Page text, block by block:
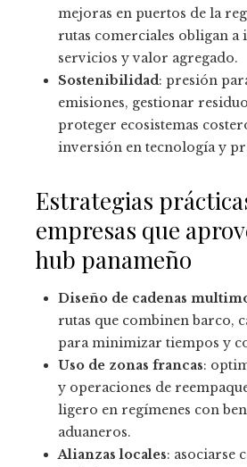
mejoras en puertos de la
rutas comerciales obligan a
servicios y valor agregado.
Sostenibilidad: presión
emisiones, gestionar
proteger ecosistemas
inversión en tecnología y
Estrategias
empresas que
hub panameño
Diseño de cadenas
rutas que combinen barco,
para minimizar tiempos y
Uso de zonas francas:
y operaciones de
ligero en regímenes con
aduaneros.
Alianzas locales: asociarse